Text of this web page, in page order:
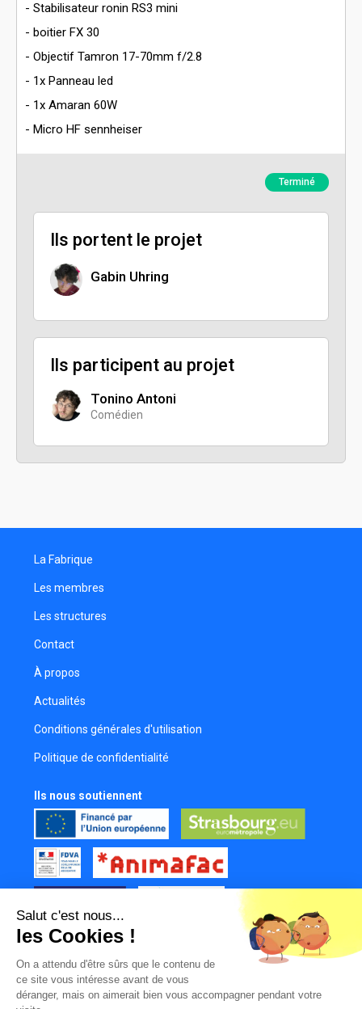
- Stabilisateur ronin RS3 mini
- boitier FX 30
- Objectif Tamron 17-70mm f/2.8
- 1x Panneau led
- 1x Amaran 60W
- Micro HF sennheiser
Terminé
Ils portent le projet
Gabin Uhring
Ils participent au projet
Tonino Antoni
Comédien
La Fabrique
Les membres
Les structures
Contact
À propos
Actualités
Conditions générales d'utilisation
Politique de confidentialité
Ils nous soutiennent
Tous nos partenaires
Mur des contributeurs
Salut c'est nous...
les Cookies !
On a attendu d'être sûrs que le contenu de
ce site vous intéresse avant de vous
déranger, mais on aimerait bien vous accompagner pendant votre